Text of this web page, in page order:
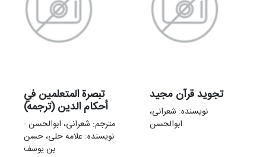
تبصرة المتعلمین في
أحکام الدین (ترجمه)
مترجم: شعرانی، ابوالحسن -
نویسنده: علامه حلی، حسن
بن یوسف
تجوید قرآن مجید
نویسنده: شعرانی،
ابوالحسن